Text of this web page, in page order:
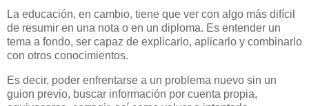
La educación, en cambio, tiene que ver con algo más difícil
de resumir en una nota o en un diploma. Es entender un
tema a fondo, ser capaz de explicarlo, aplicarlo y combinarlo
con otros conocimientos.
Es decir, poder enfrentarse a un problema nuevo sin un
guion previo, buscar información por cuenta propia,